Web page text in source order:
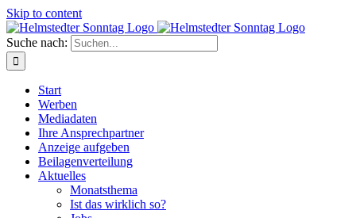
Skip to content
Suche nach:
Start
Werben
Mediadaten
Ihre Ansprechpartner
Anzeige aufgeben
Beilagenverteilung
Aktuelles
Monatsthema
Ist das wirklich so?